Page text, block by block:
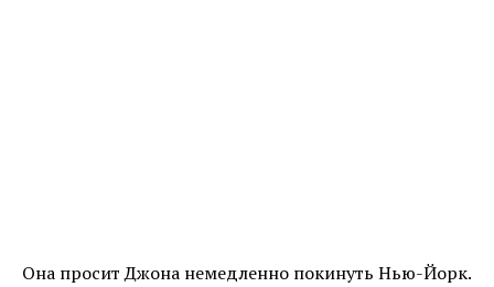
Она просит Джона немедленно покинуть Нью-Йорк.